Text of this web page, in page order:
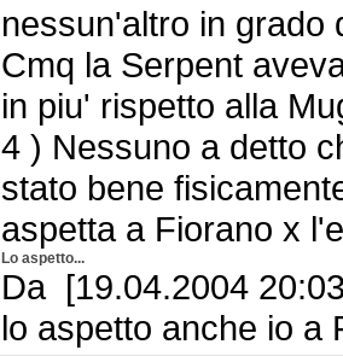
nessun'altro in grado
Cmq la Serpent
in piu' rispetto alla
4 ) Nessuno a detto
stato bene
aspetta a Fiorano x
Lo aspetto...
Da [19.04.2004
lo aspetto anche io a